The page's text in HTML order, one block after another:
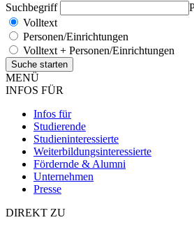
Suchbegriff
Volltext
Personen/Einrichtungen
Volltext + Personen/Einrichtungen
MENÜ
INFOS FÜR
Infos für
Studierende
Studieninteressierte
Weiterbildungsinteressierte
Fördernde & Alumni
Unternehmen
Presse
DIREKT ZU